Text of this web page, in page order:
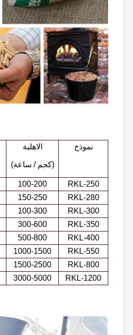
نموذج الاهلية
(كجم / ساعة)
RKL-250
100-200
RKL-280
150-250
RKL-300
100-300
RKL-350
300-600
RKL-400
500-800
RKL-550
1000-1500
RKL-800
1500-2500
RKL-1200
3000-5000